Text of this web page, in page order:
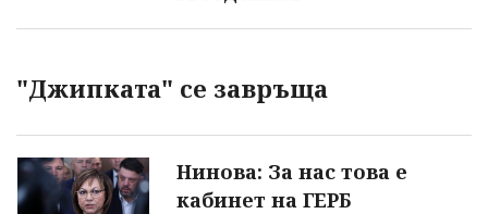
"Джипката" се завръща
Нинова: За нас това е
кабинет на ГЕРБ